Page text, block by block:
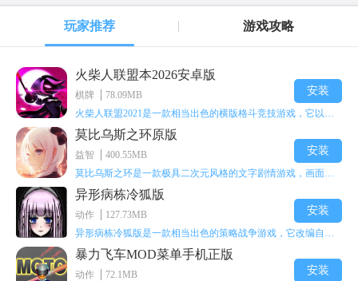
玩家推荐 游戏攻略
火柴人联盟本2026安卓版
棋牌
78.09MB
安装
莫比乌斯之环原版
益智
400.55MB
安装
异形病栋冷狐版
动作
127.73MB
安装
暴力飞车MOD菜单手机正版
动作
72.1MB
安装